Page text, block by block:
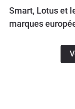
Smart, Lotus et
marques